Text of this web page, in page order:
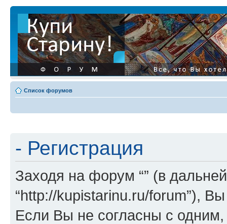
Список форумов
- Регистрация
Заходя на форум “” (в
“http://kupistarinu.ru/forum”),
Если Вы не согласны с